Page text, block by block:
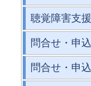
聴覚障害支援
問合せ・申
問合せ・申